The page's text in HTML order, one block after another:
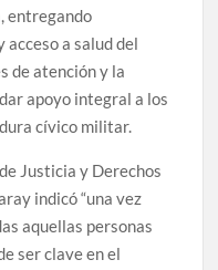
entregando
a salud del
de atención y la
apoyo integral a los
cívico militar.
Justicia y Derechos
indicó “una vez
aquellas personas
ser clave en el